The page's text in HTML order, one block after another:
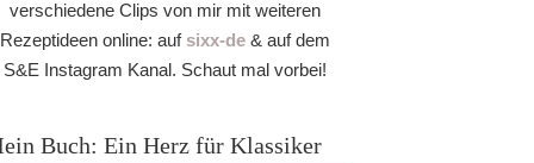
verschiedene Clips von mir mit weiteren
Rezeptideen online: auf sixx-de& auf dem
S&E Instagram Kanal. Schaut mal vorbei!
Buch: Ein Herz für Klassiker